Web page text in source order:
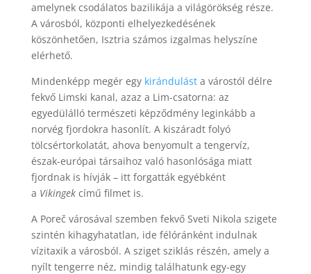
amelynek csodálatos bazilikája a világörökség része.
A városból, központi elhelyezkedésének
köszönhetően, Isztria számos izgalmas helyszíne
elérhető.
Mindenképp megér egy kirándulásta várostól délre
fekvő Limski kanal, azaz a Lim-csatorna: az
egyedülálló természeti képződmény leginkább a
norvég fjordokra hasonlít. A kiszáradt folyó
tölcsértorkolatát, ahova benyomult a tengervíz,
észak-európai társaihoz való hasonlósága miatt
fjordnak is hívják – itt forgatták egyébként
a Vikingekcímű filmet is.
A Poreč városával szemben fekvő Sveti Nikola szigete
szintén kihagyhatatlan, ide félóránként indulnak
vízitaxik a városból. A sziget sziklás részén, amely a
nyílt tengerre néz, mindig találhatunk egy-egy